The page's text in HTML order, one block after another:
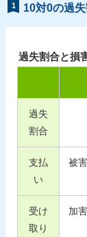
1 10対0の過
過失割合と損
過失
割合
支払
い
被
受け
取り
加